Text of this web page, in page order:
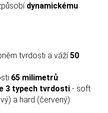
dynamickému
tvrdosti a váží50
65 milimetrů
3 typech tvrdosti - soft
a hard (červený)